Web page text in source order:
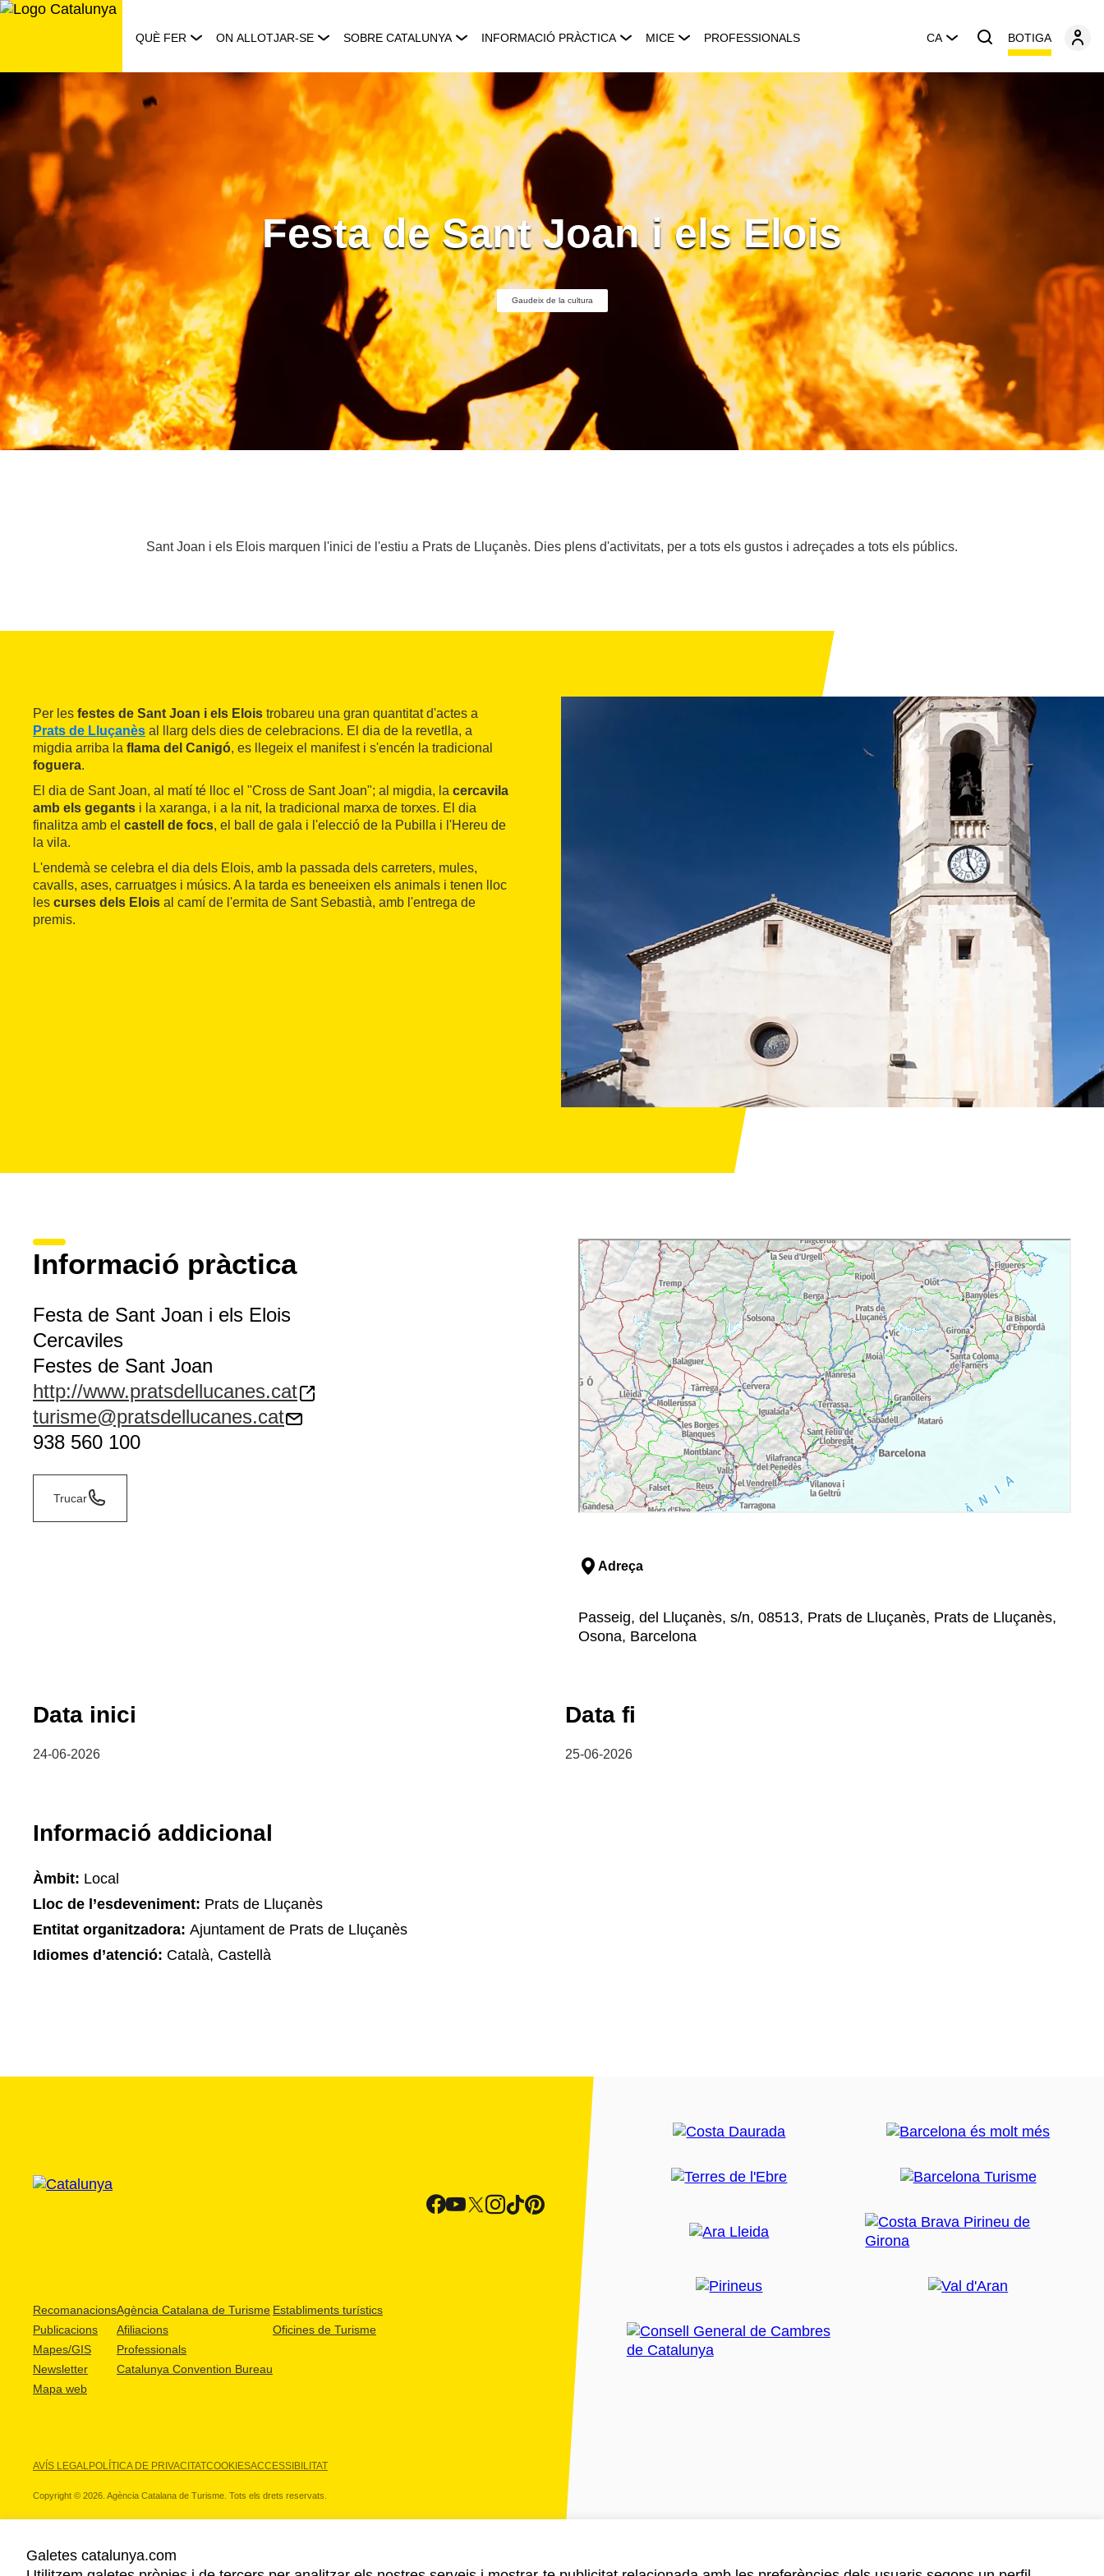
Saltar
QUÈ FER ON ALLOTJAR-SE SOBRE CATALUNYA INFORMACIÓ PRÀCTICA MICE PROFESSIONALS CA BOTIGA
Festa de Sant Joan i els Elois
Gaudeix de la cultura
Sant Joan i els Elois marquen l'inici de l'estiu a Prats de Lluçanès. Dies plens d'activitats, per a tots els gustos i adreçades a tots els públics.
Per les festes de Sant Joan i els Elois trobareu una gran quantitat d'actes a
Prats de Lluçanès al llarg dels dies de celebracions. El dia de la revetlla, a
migdia arriba la flama del Canigó, es llegeix el manifest i s'encén la tradicional
foguera.
El dia de Sant Joan, al matí té lloc el "Cross de Sant Joan"; al migdia, la cercavila
amb els gegants i la xaranga, i a la nit, la tradicional marxa de torxes. El dia
finalitza amb el castell de focs, el ball de gala i l'elecció de la Pubilla i l'Hereu de
la vila.
L'endemà se celebra el dia dels Elois, amb la passada dels carreters, mules,
cavalls, ases, carruatges i músics. A la tarda es beneeixen els animals i tenen lloc
les curses dels Elois al camí de l'ermita de Sant Sebastià, amb l'entrega de
premis.
Informació pràctica
Festa de Sant Joan i els Elois
Cercaviles
Festes de Sant Joan
http://www.pratsdellucanes.cat
turisme@pratsdellucanes.cat
938 560 100
Trucar
Adreça
Passeig, del Lluçanès, s/n, 08513, Prats de Lluçanès, Prats de Lluçanès,
Osona, Barcelona
Data inici
24-06-2026
Data fi
25-06-2026
Informació addicional
Àmbit: Local
Lloc de l’esdeveniment: Prats de Lluçanès
Entitat organitzadora: Ajuntament de Prats de Lluçanès
Idiomes d’atenció: Català, Castellà
Recomanacions
Publicacions
Mapes/GIS
Newsletter
Mapa web
Agència Catalana de Turisme
Afiliacions
Professionals
Catalunya Convention Bureau
Establiments turístics
Oficines de Turisme
AVÍS LEGALPOLÍTICA DE PRIVACITATCOOKIESACCESSIBILITAT
Copyright © 2026. Agència Catalana de Turisme. Tots els drets reservats.
Galetes catalunya.com